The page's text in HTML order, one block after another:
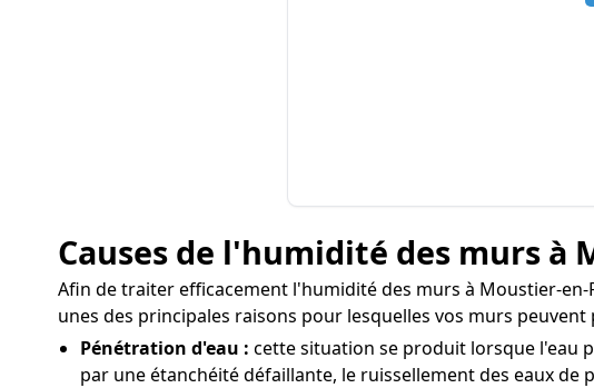
Causes de l'humidité des murs à
Afin de traiter efficacement l'humidité des murs à Moustier-
unes des principales raisons pour lesquelles vos murs
Pénétration d'eau : cette situation se produit lorsque l'eau
par une étanchéité défaillante, le ruissellement des eaux de